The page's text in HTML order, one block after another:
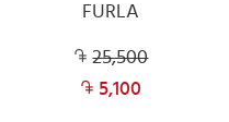
FURLA
25,500
5,100